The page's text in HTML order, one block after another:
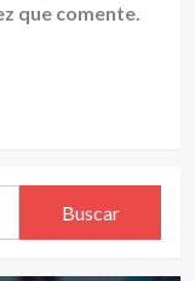
que comente.